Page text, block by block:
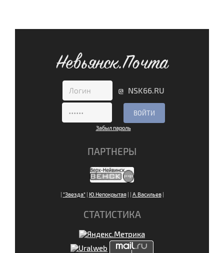
Невьянск.Почта
@ NSK66.RU
Забыл пароль
ПАРТНЕРЫ
| "Звезда"| Ю.Непокрытая| | А.Васильев|
СТАТИСТИКА